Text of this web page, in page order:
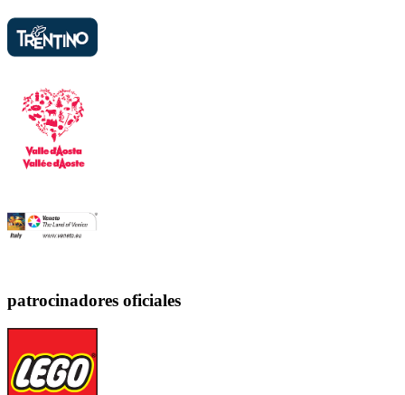
patrocinadores oficiales